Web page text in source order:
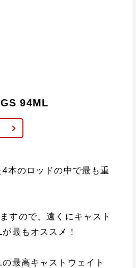
94ML
本のロッドの中で最も重
すので、遠くにキャスト
最もオススメ！
最高キャストウェイト